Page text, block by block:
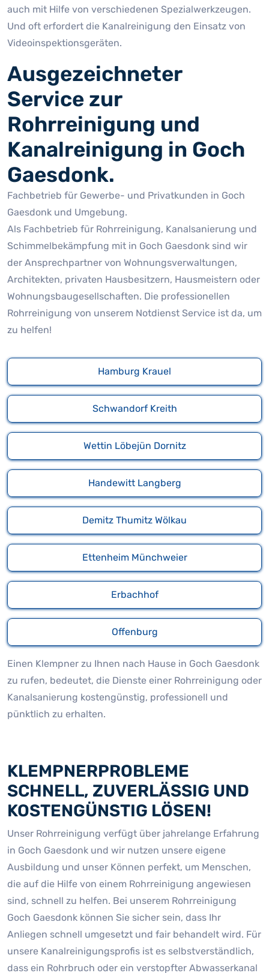
auch mit Hilfe von verschiedenen Spezialwerkzeugen.
Und oft erfordert die Kanalreinigung den Einsatz von
Videoinspektionsgeräten.
Ausgezeichneter
Service zur
Rohrreinigung und
Kanalreinigung in Goch
Gaesdonk.
Fachbetrieb für Gewerbe- und Privatkunden in Goch
Gaesdonk und Umgebung.
Als Fachbetrieb für Rohrreinigung, Kanalsanierung und
Schimmelbekämpfung mit in Goch Gaesdonk sind wir
der Ansprechpartner von Wohnungsverwaltungen,
Architekten, privaten Hausbesitzern, Hausmeistern oder
Wohnungsbaugesellschaften. Die professionellen
Rohrreinigung von unserem Notdienst Service ist da, um
zu helfen!
Hamburg Krauel
Schwandorf Kreith
Wettin Löbejün Dornitz
Handewitt Langberg
Demitz Thumitz Wölkau
Ettenheim Münchweier
Erbachhof
Offenburg
Einen Klempner zu Ihnen nach Hause in Goch Gaesdonk
zu rufen, bedeutet, die Dienste einer Rohrreinigung oder
Kanalsanierung kostengünstig, professionell und
pünktlich zu erhalten.
KLEMPNERPROBLEME
SCHNELL, ZUVERLÄSSIG UND
KOSTENGÜNSTIG LÖSEN!
Unser Rohrreinigung verfügt über jahrelange Erfahrung
in Goch Gaesdonk und wir nutzen unsere eigene
Ausbildung und unser Können perfekt, um Menschen,
die auf die Hilfe von einem Rohrreinigung angewiesen
sind, schnell zu helfen. Bei unserem Rohrreinigung
Goch Gaesdonk können Sie sicher sein, dass Ihr
Anliegen schnell umgesetzt und fair behandelt wird. Für
unsere Kanalreinigungsprofis ist es selbstverständlich,
dass ein Rohrbruch oder ein verstopfter Abwasserkanal